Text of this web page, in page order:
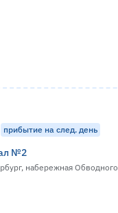
прибытие на след. день
№2
набережная Обводного